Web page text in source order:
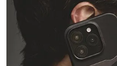
Kasuta seda koodi